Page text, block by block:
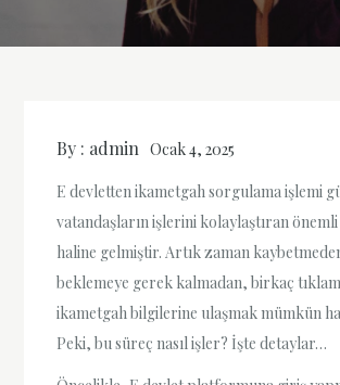
By : admin Ocak 4, 2025
E devletten ikametgah sorgulama işlemi
vatandaşların işlerini kolaylaştıran
haline gelmiştir. Artık zaman
beklemeye gerek kalmadan, birkaç
ikametgah bilgilerine ulaşmak mümkün
Peki, bu süreç nasıl işler? İşte detaylar…